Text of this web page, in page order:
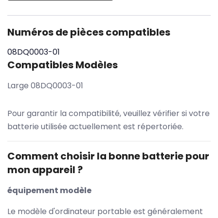
Numéros de pièces compatibles
08DQ0003-01
Compatibles Modèles
Large 08DQ0003-01
Pour garantir la compatibilité, veuillez vérifier si votre
batterie utilisée actuellement est répertoriée.
Comment choisir la bonne batterie pour
mon appareil ?
équipement modèle
Le modèle d'ordinateur portable est généralement